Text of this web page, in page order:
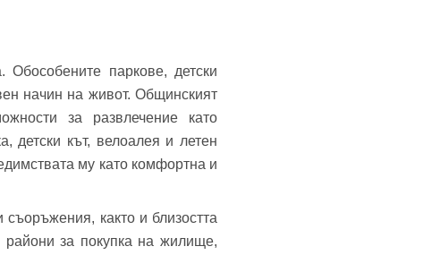
паркове, детски
начин на живот. Общинският
за развлечение като
детски кът, велоалея и летен
му като комфортна и
съоръжения, както и близостта
за покупка на жилище,